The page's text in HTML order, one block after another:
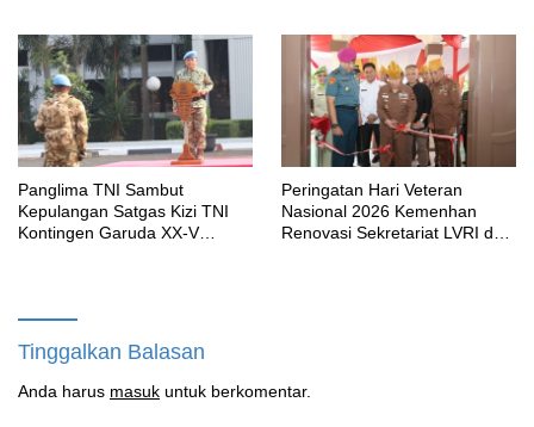
Panglima TNI Sambut
Kepulangan Satgas Kizi TNI
Kontingen Garuda XX-V
Peringatan Hari Veteran
Nasional 2026 Kemenhan
Renovasi Sekretariat LVRI dan
Tinggalkan Balasan
Anda harus masuk untuk berkomentar.